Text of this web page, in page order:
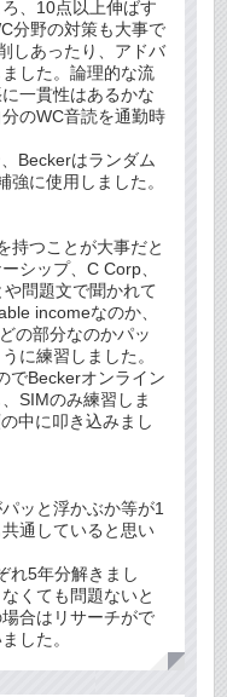
、10点以上伸ばす
分野の対策も大事で
しあったり、アドバ
した。論理的な流
一貫性はあるかな
のWC音読を通勤時
Beckerはランダム
強に使用しました。
持つことが大事だと
シップ、C Corp、
問題文で聞かれて
incomeなのか、
の部分なのかパッ
に練習しました。
でBeckerオンライン
SIMのみ練習しま
中に叩き込みまし
ッと浮かぶか等が1
通していると思い
れ5年分解きまし
くても問題ないと
合はリサーチがで
した。